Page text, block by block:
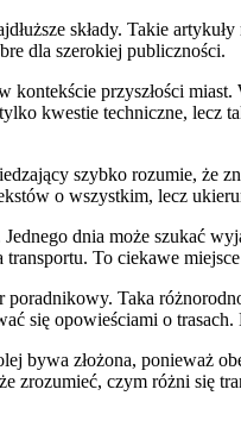
składy. Takie
dla szerokiej publiczności.
przyszłości
kwestie techniczne,
szybko rozumie,
o wszystkim, lecz
dnia może szukać
To ciekawe
Taka
się opowieściami o
bywa złożona, ponieważ
zrozumieć, czym różni się